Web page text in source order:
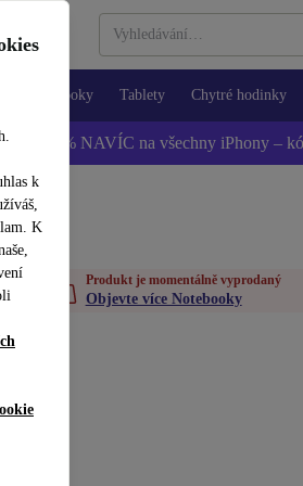
k
K
Notebooky Tablety Chytré hodinky
📱 -5 % NAVÍC na všechny iPhony –
Produkt je momentálně vyprodaný
Objevte více Notebooky